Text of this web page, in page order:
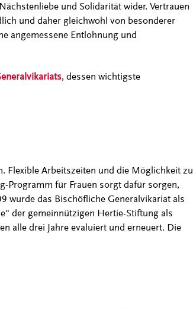
und Solidarität wider. Vertrauen
und daher gleichwohl von besonderer
angemessene Entlohnung und
, dessen wichtigste
Flexible Arbeitszeiten und die Möglichkeit zu
Programm für Frauen sorgt dafür sorgen,
wurde das Bischöfliche Generalvikariat als
der gemeinnützigen Hertie-Stiftung als
alle drei Jahre evaluiert und erneuert. Die